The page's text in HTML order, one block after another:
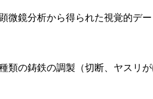
微鏡分析から得られた視覚的デ
類の鋳鉄の調製（切断、ヤスリ